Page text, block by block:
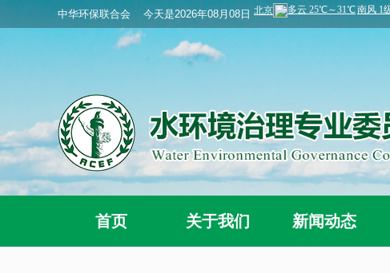
中华环保联合会 今天是2026年08月08日
首页 关于我们 新闻动态